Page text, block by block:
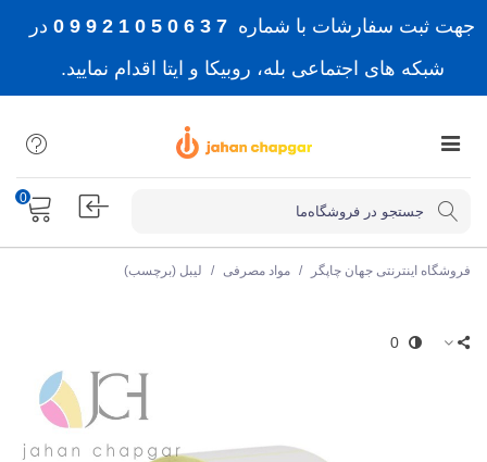
جهت ثبت سفارشات با شماره 7 3 6 0 5 0 1 2 9 9 0
در
شبکه های اجتماعی بله، روبیکا و ایتا اقدام نمایید.
0
فروشگاه اینترنتی جهان چاپگر / مواد مصرفی / لیبل (برچسب)
0